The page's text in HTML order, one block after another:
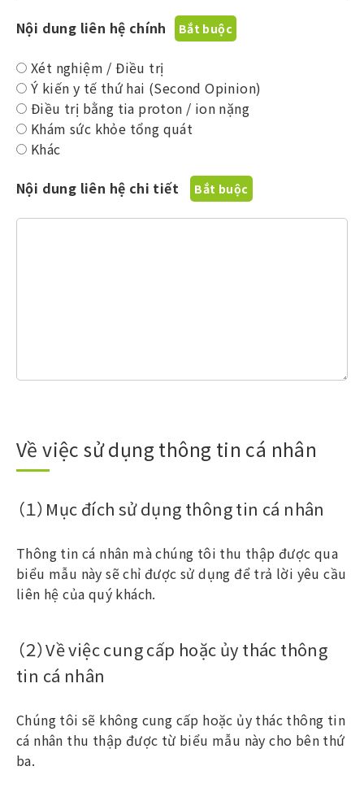
Nội dung liên hệ chính
Xét nghiệm / Điều trị
Ý kiến y tế thứ hai (Second Opinion)
Điều trị bằng tia proton / ion nặng
Khám sức khỏe tổng quát
Khác
Nội dung liên hệ chi tiết
Về việc sử dụng thông tin cá nhân
（１）Mục đích sử dụng thông tin cá nhân
Thông tin cá nhân mà chúng tôi thu thập được qua
biểu mẫu này sẽ chỉ được sử dụng để trả lời yêu cầu
liên hệ của quý khách.
（２）Về việc cung cấp hoặc ủy thác thông
tin cá nhân
Chúng tôi sẽ không cung cấp hoặc ủy thác thông tin
cá nhân thu thập được từ biểu mẫu này cho bên thứ
ba.